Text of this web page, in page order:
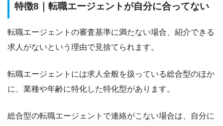
特徴8｜転職エージェントが自分に合ってない
転職エージェントの審査基準に満たない場合、紹介できる
求人がないという理由で見捨てられます。
転職エージェントには求人全般を扱っている総合型のほか
に、業種や年齢に特化した特化型があります。
総合型の転職エージェントで連絡がこない場合は、
自分に